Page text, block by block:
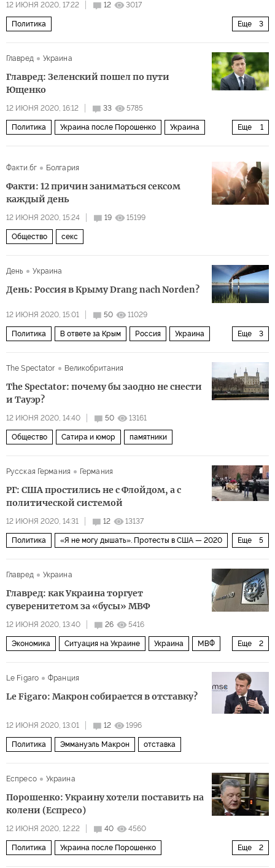
12 ИЮНЯ 2020, 17:22 12 3017
Еще 3
Политика
Главред Украина
Главред: Зеленский пошел по пути
Ющенко
12 ИЮНЯ 2020, 16:12 33 5785
Еще 1
Политика Украина после Порошенко Украина
Факти.бг Болгария
Факти: 12 причин заниматься сексом
каждый день
12 ИЮНЯ 2020, 15:24 19 15199
Общество секс
День Украина
День: Россия в Крыму Drang nach Norden?
12 ИЮНЯ 2020, 15:01 50 11029
Еще 3
Политика В ответе за Крым Россия Украина
The Spectator
Великобритания
The Spectator: почему бы заодно не снести
и Тауэр?
12 ИЮНЯ 2020, 14:40 50 13161
Общество Сатира и юмор памятники
Русская Германия Германия
РГ: США простились не с Флойдом, а с
политической системой
12 ИЮНЯ 2020, 14:31 12 13137
Еще 5
Политика «Я не могу дышать». Протесты в США — 2020
Главред Украина
Главред: как Украина торгует
суверенитетом за «бусы» МВФ
12 ИЮНЯ 2020, 13:40 26 5416
Еще 2
Экономика Ситуация на Украине Украина МВФ
Le Figaro
Франция
Le Figaro: Макрон собирается в отставку?
12 ИЮНЯ 2020, 13:01 12 1996
Политика Эммануэль Макрон отставка
Еспресо Украина
Порошенко: Украину хотели поставить на
колени (Еспресо)
12 ИЮНЯ 2020, 12:22 40 4560
Еще 2
Политика Украина после Порошенко